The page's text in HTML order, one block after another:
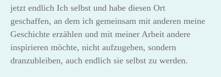
jetzt endlich Ich selbst und habe diesen Ort
geschaffen, an dem ich gemeinsam mit anderen meine
Geschichte erzählen und mit meiner Arbeit andere
inspirieren möchte, nicht aufzugeben, sondern
dranzubleiben, auch endlich sie selbst zu werden.